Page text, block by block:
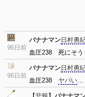
96日前
バナナマン 日村勇
血圧238 死にそう
96日前
バナナマン 日村勇
血圧238 ヤバい…